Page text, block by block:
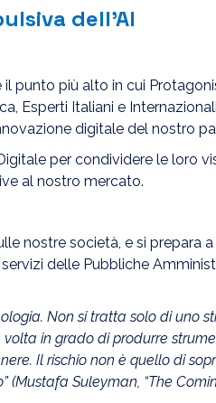
dell’AI
punto più alto in cui
Esperti Italiani e
digitale del nostro
per condividere le loro
al nostro mercato.
nostre società, e si prepara
delle Pubbliche
Non si tratta solo di uno
in grado di produrre
Il rischio non è quello di
(Mustafa Suleyman, “The